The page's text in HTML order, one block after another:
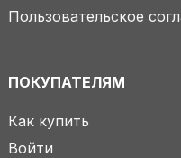
Пользовательское
ПОКУПАТЕЛЯМ
Как купить
Войти